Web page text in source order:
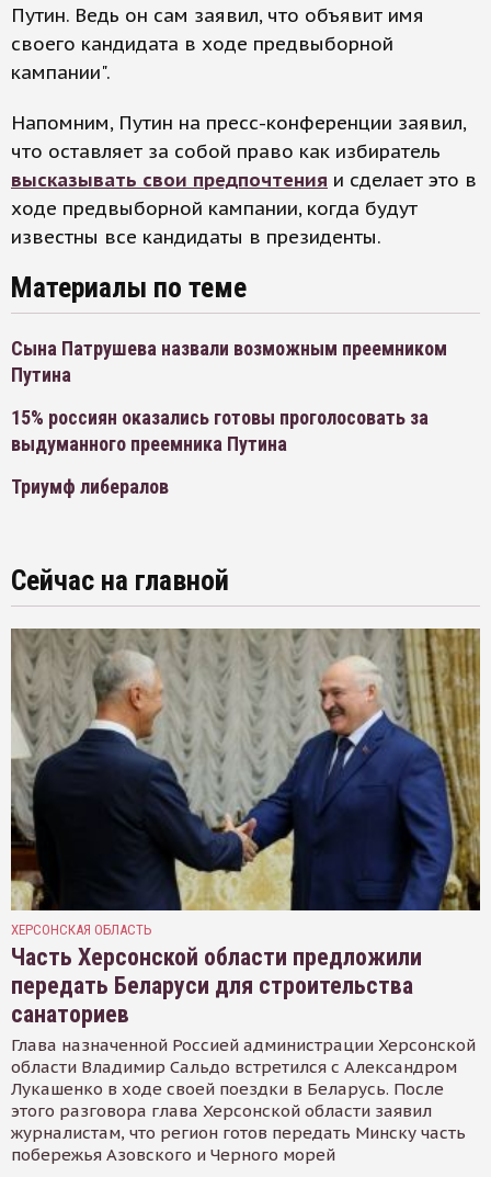
Путин. Ведь он сам заявил, что объявит имя
своего кандидата в ходе предвыборной
кампании".
Напомним, Путин на пресс-конференции заявил,
что оставляет за собой право как избиратель
высказывать свои предпочтения и сделает это в
ходе предвыборной кампании, когда будут
известны все кандидаты в президенты.
Материалы по теме
Сына Патрушева назвали возможным преемником
Путина
15% россиян оказались готовы проголосовать за
выдуманного преемника Путина
Триумф либералов
Сейчас на главной
ХЕРСОНСКАЯ ОБЛАСТЬ
Часть Херсонской области предложили
передать Беларуси для строительства
санаториев
Глава назначенной Россией администрации Херсонской
области Владимир Сальдо встретился с Александром
Лукашенко в ходе своей поездки в Беларусь. После
этого разговора глава Херсонской области заявил
журналистам, что регион готов передать Минску часть
побережья Азовского и Черного морей